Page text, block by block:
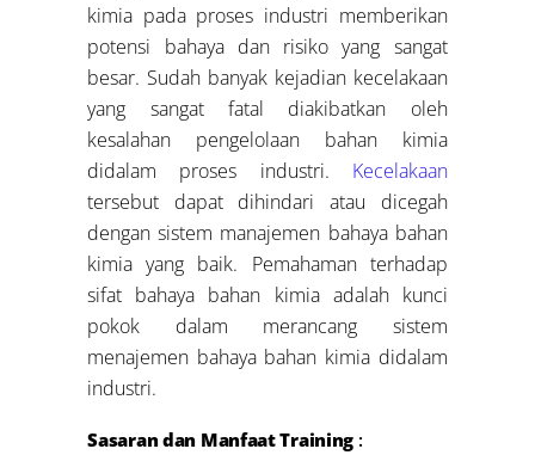
kimia pada proses industri memberikan
potensi bahaya dan risiko yang sangat
besar. Sudah banyak kejadian kecelakaan
yang sangat fatal diakibatkan oleh
kesalahan pengelolaan bahan kimia
didalam proses industri. Kecelakaan
tersebut dapat dihindari atau dicegah
dengan sistem manajemen bahaya bahan
kimia yang baik. Pemahaman terhadap
sifat bahaya bahan kimia adalah kunci
pokok dalam merancang sistem
menajemen bahaya bahan kimia didalam
industri.
Sasaran dan Manfaat Training :